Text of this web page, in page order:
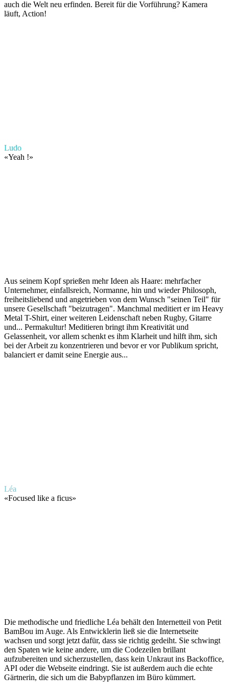
auch die Welt neu erfinden. Bereit für die Vorführung? Kamera
läuft, Action!
Ludo
«Yeah !»
Aus seinem Kopf sprießen mehr Ideen als Haare: mehrfacher
Unternehmer, einfallsreich, Normanne, hin und wieder Philosoph,
freiheitsliebend und angetrieben von dem Wunsch "seinen Teil" für
unsere Gesellschaft "beizutragen". Manchmal meditiert er im Heavy
Metal T-Shirt, einer weiteren Leidenschaft neben Rugby, Gitarre
und... Permakultur! Meditieren bringt ihm Kreativität und
Gelassenheit, vor allem schenkt es ihm Klarheit und hilft ihm, sich
bei der Arbeit zu konzentrieren und bevor er vor Publikum spricht,
balanciert er damit seine Energie aus...
Léa
«Focused like a ficus»
Die methodische und friedliche Léa behält den Internetteil von Petit
BamBou im Auge. Als Entwicklerin ließ sie die Internetseite
wachsen und sorgt jetzt dafür, dass sie richtig gedeiht. Sie schwingt
den Spaten wie keine andere, um die Codezeilen brillant
aufzubereiten und sicherzustellen, dass kein Unkraut ins Backoffice,
API oder die Webseite eindringt. Sie ist außerdem auch die echte
Gärtnerin, die sich um die Babypflanzen im Büro kümmert.